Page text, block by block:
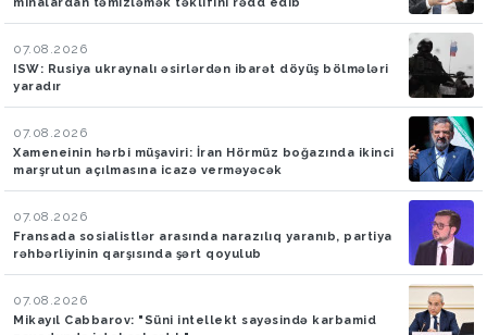
07.08.2026
ISW: Rusiya ukraynalı əsirlərdən ibarət döyüş bölmələri
yaradır
07.08.2026
Xameneinin hərbi müşaviri: İran Hörmüz boğazında ikinci
marşrutun açılmasına icazə verməyəcək
07.08.2026
Fransada sosialistlər arasında narazılıq yaranıb, partiya
rəhbərliyinin qarşısında şərt qoyulub
07.08.2026
Mikayıl Cabbarov: "Süni intellekt sayəsində karbamid